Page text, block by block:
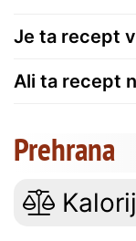
Je ta recept
Ali ta recept
Prehrana